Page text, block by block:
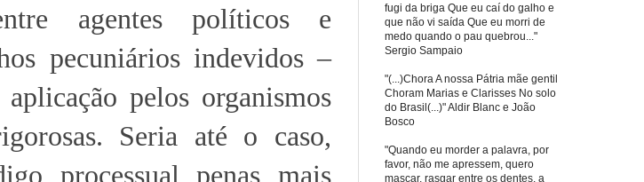
agentes políticos e
pecuniários indevidos –
pelos organismos
Seria até o caso,
processual penas mais
fugi da briga Que eu caí do galho e
que não vi saída Que eu morri de
medo quando o pau quebrou..."
Sergio Sampaio
"(...)Chora A nossa Pátria mãe gentil
Choram Marias e Clarisses No solo
do Brasil(...)" Aldir Blanc e João
Bosco
"Quando eu morder a palavra, por
favor, não me apressem, quero
mascar, rasgar entre os dentes, a